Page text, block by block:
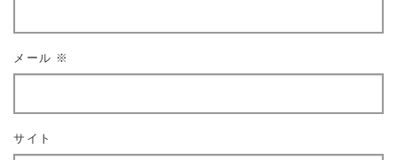
メール ※
サイト